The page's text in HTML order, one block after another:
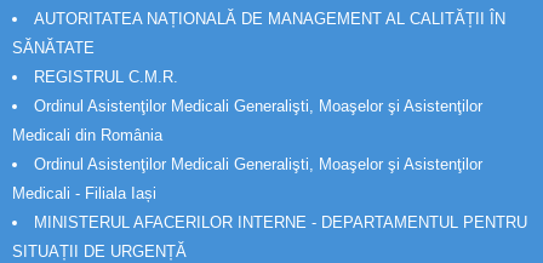
AUTORITATEA NAȚIONALĂ DE MANAGEMENT AL CALITĂȚII ÎN
SĂNĂTATE
REGISTRUL C.M.R.
Ordinul Asistenţilor Medicali Generalişti, Moaşelor şi Asistenţilor
Medicali din România
Ordinul Asistenţilor Medicali Generalişti, Moaşelor şi Asistenţilor
Medicali - Filiala Iași
MINISTERUL AFACERILOR INTERNE - DEPARTAMENTUL PENTRU
SITUAȚII DE URGENȚĂ